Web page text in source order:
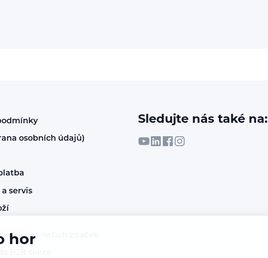
osobních údajů)
a servis
našich značek
Sledujte nás také na:
hor